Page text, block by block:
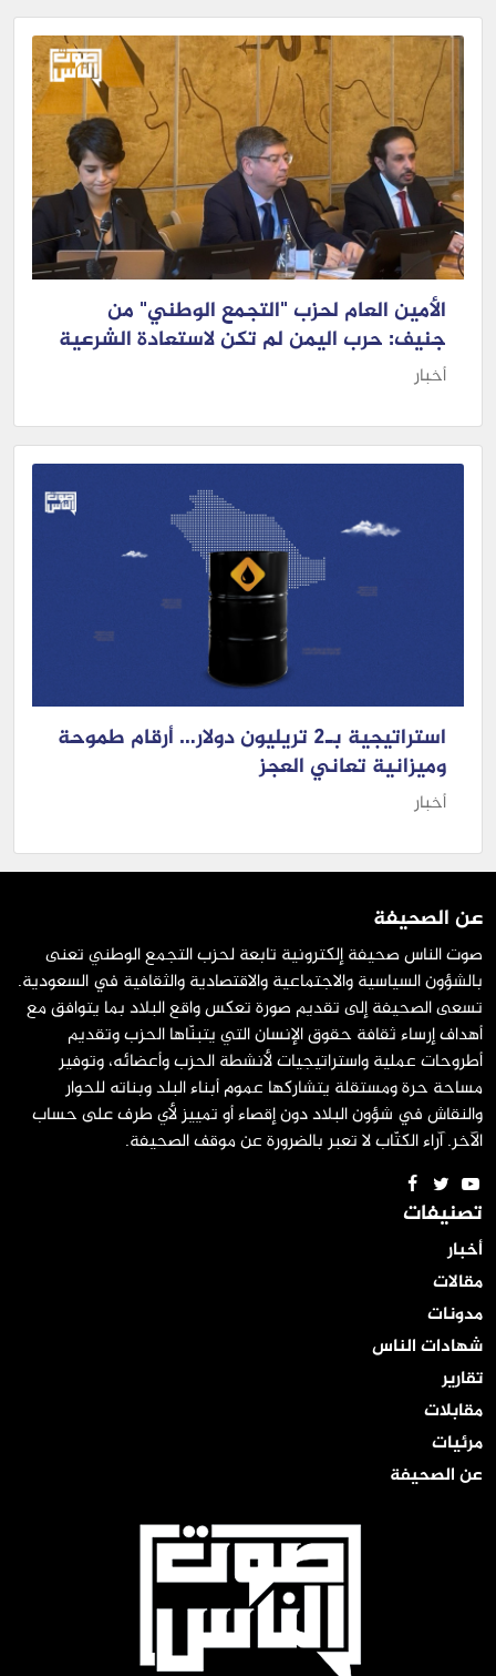
الأمين العام لحزب "التجمع الوطني" من
جنيف: حرب اليمن لم تكن لاستعادة الشرعية
أخبار
استراتيجية بـ2 تريليون دولار… أرقام طموحة
وميزانية تعاني العجز
أخبار
عن الصحيفة
صوت الناس صحيفة إلكترونية تابعة لحزب التجمع الوطني تعنى
بالشؤون السياسية والاجتماعية والاقتصادية والثقافية في السعودية.
تسعى الصحيفة إلى تقديم صورة تعكس واقع البلاد بما يتوافق مع
أهداف إرساء ثقافة حقوق الإنسان التي يتبنّاها الحزب وتقديم
أطروحات عملية واستراتيجيات لأنشطة الحزب وأعضائه، وتوفير
مساحة حرة ومستقلة يتشاركها عموم أبناء البلد وبناته للحوار
والنقاش في شؤون البلاد دون إقصاء أو تمييز لأي طرف على حساب
الآخر. آراء الكتّاب لا تعبر بالضرورة عن موقف الصحيفة.
تصنيفات
أخبار
مقالات
مدونات
شهادات الناس
تقارير
مقابلات
مرئيات
عن الصحيفة